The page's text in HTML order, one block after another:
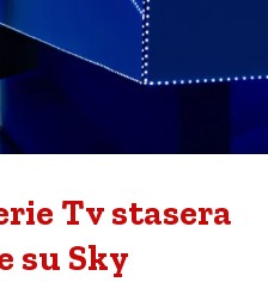
Tv stasera
su Sky